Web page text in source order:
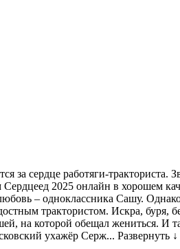
за сердце работяги-
2025 онлайн в хорошем
– одноклассника Сашу.
трактористом. Искра,
на которой обещал жениться. И
ухажёр Серж... Развернуть ↓